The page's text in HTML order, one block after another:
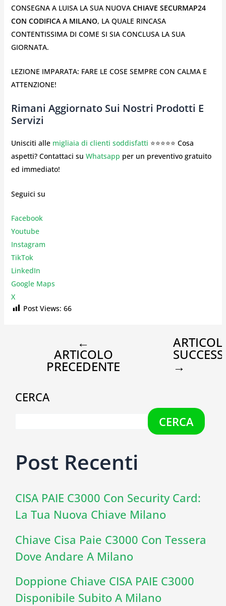
CONSEGNA A LUISA LA SUA NUOVA CHIAVE SECURMAP24
CON CODIFICA A MILANO, LA QUALE RINCASA
CONTENTISSIMA DI COME SI SIA CONCLUSA LA SUA
GIORNATA.
LEZIONE IMPARATA: FARE LE COSE SEMPRE CON CALMA E
ATTENZIONE!
Rimani Aggiornato Sui Nostri Prodotti E
Servizi
Unisciti alle migliaia di clienti soddisfatti ⭐⭐⭐⭐⭐ Cosa
aspetti? Contattaci su Whatsapp per un preventivo gratuito
ed immediato!
Seguici su
Facebook
Youtube
Instagram
TikTok
LinkedIn
Google Maps
X
Post Views: 66
←
ARTICOLO
PRECEDENTE →
CERCA
CERCA
Post Recenti
CISA PAIE C3000 Con Security Card:
La Tua Nuova Chiave Milano
Chiave Cisa Paie C3000 Con Tessera
Dove Andare A Milano
Doppione Chiave CISA PAIE C3000
Disponibile Subito A Milano